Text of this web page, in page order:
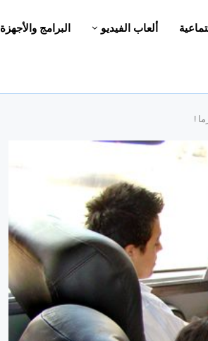
ألعاب الفيديو البرامج والأجهزة